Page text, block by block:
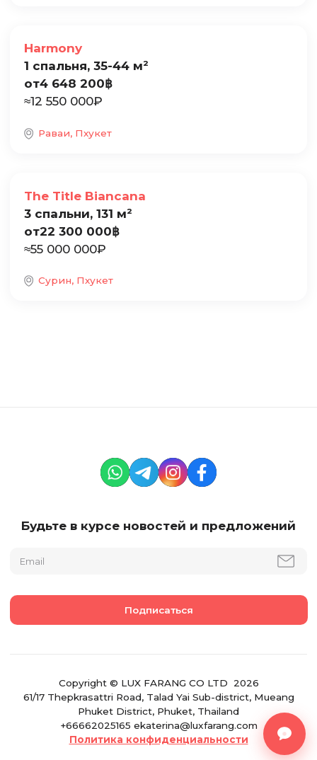
Harmony
1 спальня, 35-44 м²
от4 648 200฿
≈12 550 000₽
Раваи, Пхукет
The Title Biancana
3 спальни, 131 м²
от22 300 000฿
≈55 000 000₽
Сурин, Пхукет
Будьте в курсе новостей и предложений
Copyright © LUX FARANG CO LTD 2026
61/17 Thepkrasattri Road, Talad Yai Sub-district, Mueang
Phuket District, Phuket, Thailand
+66662025165 ekaterina@luxfarang.com
Политика конфиденциальности